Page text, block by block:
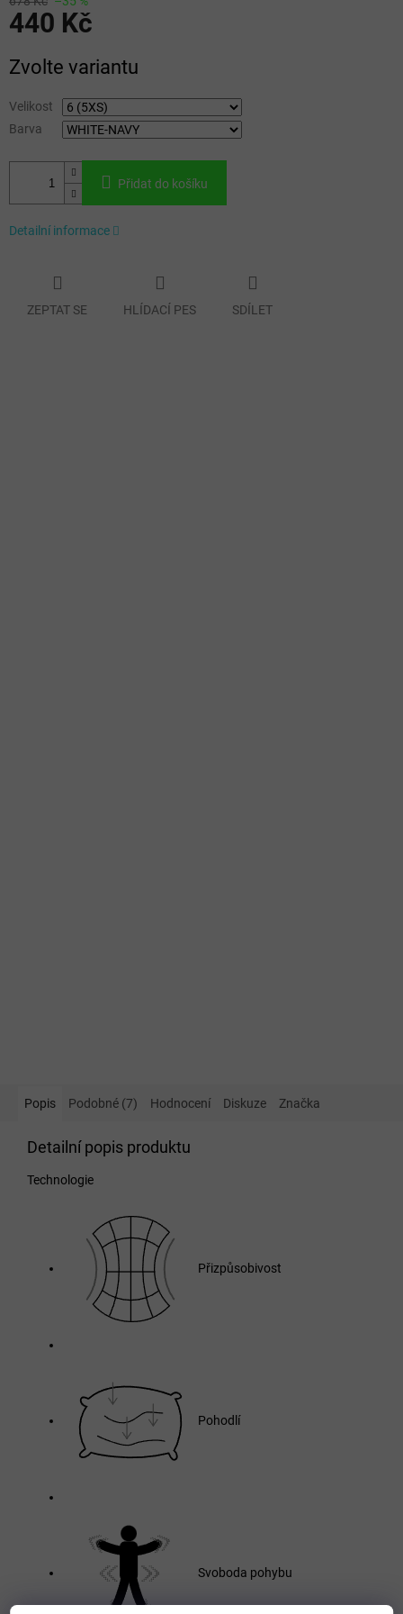
440 Kč
cena:
Zvolte variantu
Velikost
Barva
Přidat do košíku
Detailní informace
ZEPTAT SE HLÍDACÍ PES SDÍLET
Popis Podobné (7) Hodnocení Diskuze Značka
Detailní popis produktu
Technologie
Přizpůsobivost
Pohodlí
Svoboda pohybu